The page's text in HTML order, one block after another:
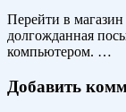
Перейти в
долгожданная
компьютером. …
Добавить